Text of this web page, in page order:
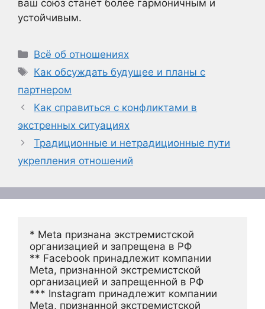
ваш союз станет более гармоничным и
устойчивым.
Рубрики
Всё об отношениях
Метки
Как обсуждать будущее и планы с
партнером
Как справиться с конфликтами в
экстренных ситуациях
Традиционные и нетрадиционные пути
укрепления отношений
* Meta признана экстремистской
организацией и запрещена в РФ
** Facebook принадлежит компании
Meta, признанной экстремистской
организацией и запрещенной в РФ
*** Instagram принадлежит компании
Meta, признанной экстремистской